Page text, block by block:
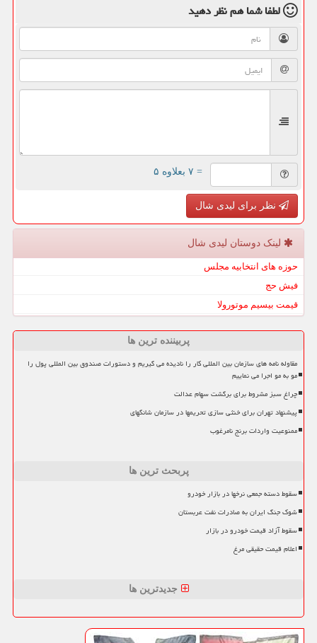
لطفا شما همنظر دهید
= ۷ بعلاوه ۵
نظر برای لیدی شال
لینک دوستان لیدی شال
حوزه های انتخابیه مجلس
فیش حج
قیمت بیسیم موتورولا
پربیننده ترین ها
مقاوله نامه های سازمان بین المللی کار را نادیده می گیریم و دستورات صندوق بین المللی پول را
مو به مو اجرا می نماییم
چراغ سبز مشروط برای برگشت سهام عدالت
پیشنهاد تهران برای خنثی سازی تحریمها در سازمان شانگهای
ممنوعیت واردات برنج نامرغوب
پربحث ترین ها
سقوط دسته جمعی نرخها در بازار خودرو
شوک جنگ ایران به صادرات نفت عربستان
سقوط آزاد قیمت خودرو در بازار
اعلام قیمت حقیقی مرغ
جدیدترین ها